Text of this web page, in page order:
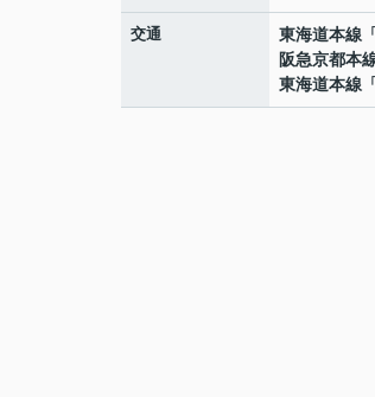
交通 東海道本線 「
阪急京都本
東海道本線 「